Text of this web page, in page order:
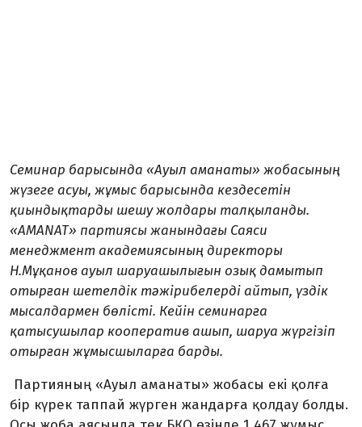
Семинар барысында «Ауыл аманаты» жобасының
жүзеге асуы, жұмыс барысында кездесетін
қиындықтарды шешу жолдары талқыланды.
«AMANAT» партиясы жанындағы Саяси
менеджмент академиясының директоры
Н.Мұқанов ауыл шаруашылығын озық дамытып
отырған шетелдік тәжірибелерді айтып, үздік
мысалдармен бөлісті. Кейін семинарға
қатысушылар кооператив ашып, шаруа жүргізіп
отырған жұмысшыларға барды.
Партияның «Ауыл аманаты» жобасы екі қолға
бір күрек таппай жүрген жандарға қолдау болды.